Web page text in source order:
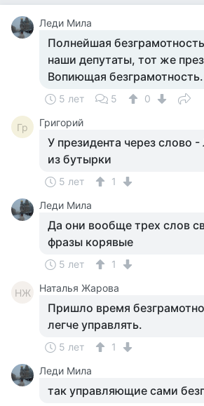
Леди Мила
Полнейшая
наши депутаты, тот же
Вопиющая безграмотность.
5 лет 5 0
Гр Григорий
У президента через слово
из бутырки
5 лет
1
Леди Мила
Да они вообще трех слов
фразы корявые
5 лет 1
НЖ Наталья Жарова
Пришло время
легче управлять.
5 лет
1
Леди Мила
так управляющие сами